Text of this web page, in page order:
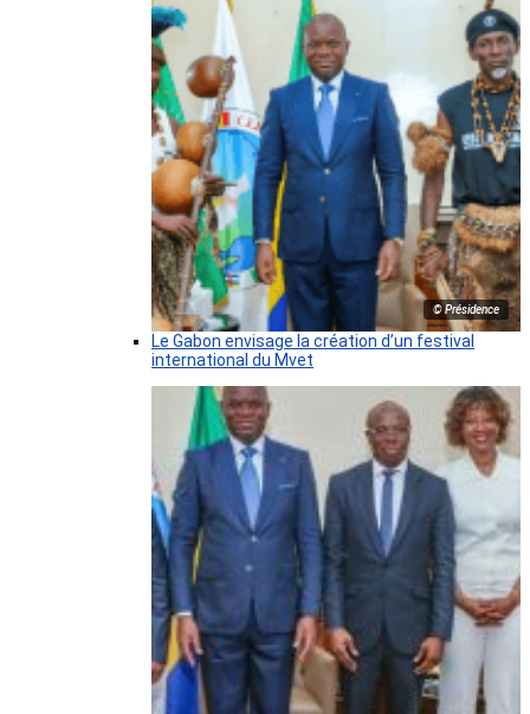
© Présidence
Le Gabon envisage la création d’un festival
international du Mvet